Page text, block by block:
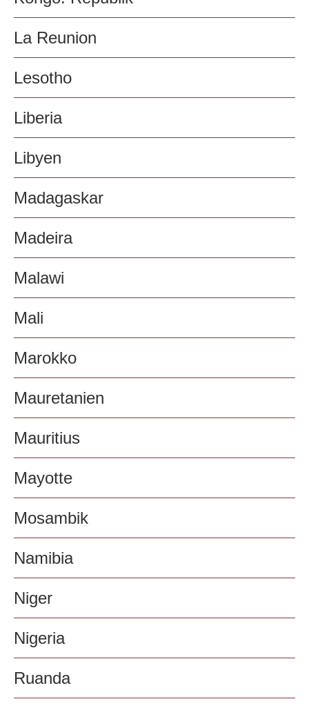
La Reunion
Lesotho
Liberia
Libyen
Madagaskar
Madeira
Malawi
Mali
Marokko
Mauretanien
Mauritius
Mayotte
Mosambik
Namibia
Niger
Nigeria
Ruanda